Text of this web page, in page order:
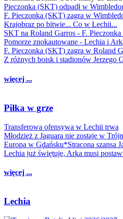
Pieczonka (SKT) odpadł w
F. Pieczonka (SKT) zagra w
Krajobraz po bitwie... Co w Lechii...
SKT na Roland Garros - F. Pieczonka
Pomorze znokautowane - Lechia i
F. Pieczonka (SKT) zagra w Roland
Z różnych boisk i stadionów Jerzego
więcej ...
Piłka w grze
Transferowa ofensywa w Lechii trwa
Młodzież z Jaguara nie zostaje w
Europa w Gdańsku*Stracona szansa
Lechia już świętuje, Arka musi
więcej ...
Lechia